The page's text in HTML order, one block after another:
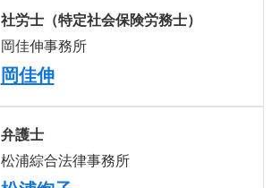
社労士（特定社会保険労務士）
岡佳伸事務所
岡佳伸
弁護士
松浦綜合法律事務所